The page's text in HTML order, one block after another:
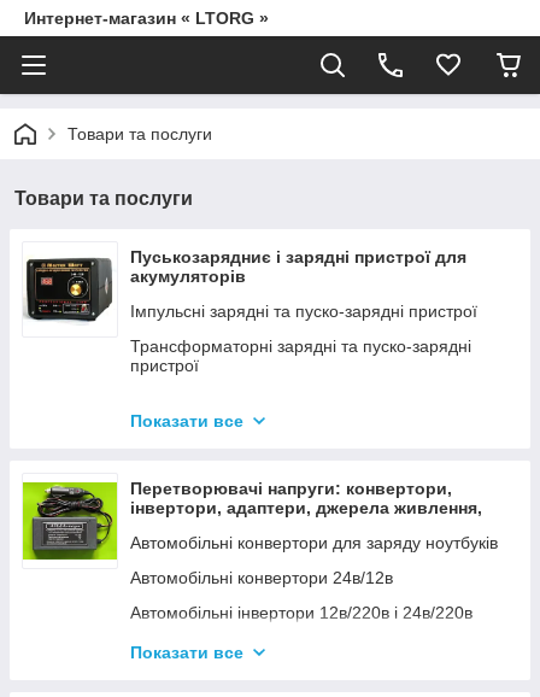
Интернет-магазин « LTORG »
Товари та послуги
Товари та послуги
Пуськозарядниє і зарядні пристрої для
акумуляторів
Імпульсні зарядні та пуско-зарядні пристрої
Трансформаторні зарядні та пуско-зарядні
пристрої
Показати все
Перетворювачі напруги: конвертори,
інвертори, адаптери, джерела живлення,
Автомобільні конвертори для заряду ноутбуків
Автомобільні конвертори 24в/12в
Автомобільні інвертори 12в/220в і 24в/220в
Вольтметры
Показати все